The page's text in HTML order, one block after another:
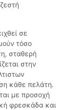
σε
τόσο
σταθερή
στην
κάθε πελάτη.
με προσοχή
φρεσκάδα και